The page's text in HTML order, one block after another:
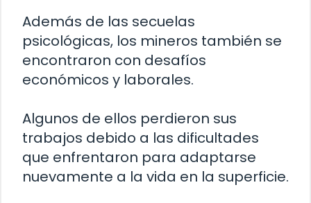
Además de las secuelas
psicológicas, los mineros también se
encontraron con desafíos
económicos y laborales.
Algunos de ellos perdieron sus
trabajos debido a las dificultades
que enfrentaron para adaptarse
nuevamente a la vida en la superficie.